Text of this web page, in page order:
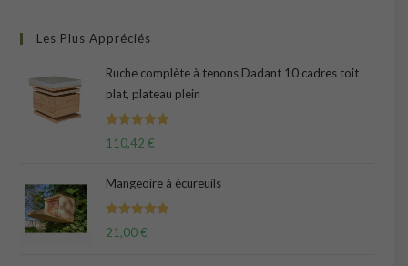
Les Plus Appréciés
Ruche complète à tenons Dadant 10 cadres toit
plat, plateau plein
Note 5.00
110,42 €
Mangeoire à écureuils
Note 5.00
21,00€